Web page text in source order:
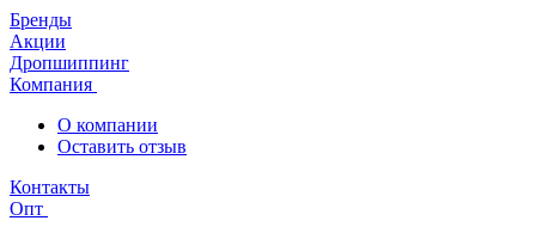
Бренды
Акции
Дропшиппинг
Компания
О компании
Оставить отзыв
Контакты
Опт